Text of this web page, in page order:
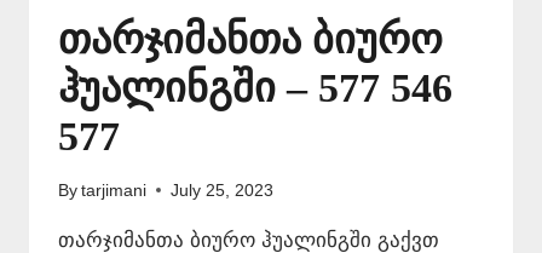
თარჯიმანთა ბიურო
ჰუალინგში – 577 546
577
By tarjimani July 25, 2023
თარჯიმანთა ბიურო ჰუალინგში გაქვთ